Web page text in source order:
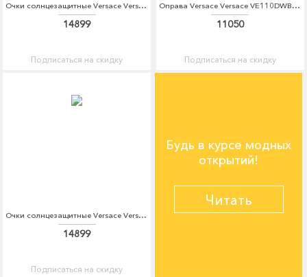
Очки солнцезащитные Versace Versace VE110DWATBI6
14899
Подписаться на скидку
Оправа Versace Versace VE110DWBZPR3
11050
Подписаться на скидку
Очки солнцезащитные Versace Versace VE110DWATBI7
14899
Подписаться на скидку
Будь в курсе модных
открытий!
Читать